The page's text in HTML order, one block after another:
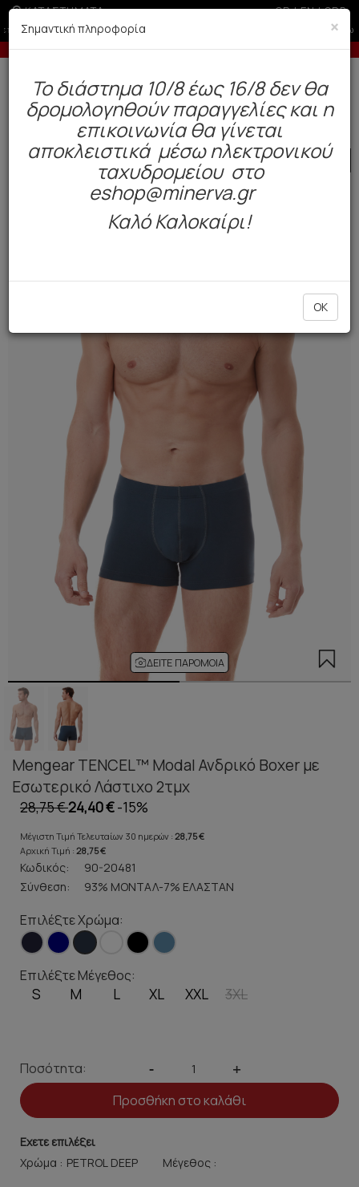
ΚΑΤΑΣΤΗΜΑΤΑ GR|EN|SRB
-10% σε παραγγελίες άνω των 200€
Δωρεάν αποστολή άνω των 49€. Παράδοση σε 3-5 εργάσιμες.
Ανδρας Εσώρουχα Boxers
SALE
ΔΕΊΤΕ ΠΑΡΌΜΟΙΑ
Mengear TENCEL™ Modal Ανδρικό Boxer με
Εσωτερικό Λάστιχο 2τμχ
28,75 €24,40 €-15%
Μέγιστη Τιμή Τελευταίων 30 ημερών : 28,75 €
Αρχική Τιμή : 28,75 €
Κωδικός:
90-20481
Σύνθεση:
93% ΜΟΝΤΑΛ-7% ΕΛΑΣΤΑΝ
Επιλέξτε Χρώμα:
Επιλέξτε Μέγεθος:
S M L XL XXL 3XL
Ποσότητα: - +
Προσθήκη στο καλάθι
Εχετε επιλέξει
Χρώμα :
Μέγεθος :
×
Σημαντική πληροφορία
To διάστημα 10/8 έως 16/8 δεν θα
δρομολογηθούν παραγγελίες και η
επικοινωνία θα γίνεται
αποκλειστικά μέσω ηλεκτρονικού
ταχυδρομείου στο
eshop@minerva.gr
Καλό Καλοκαίρι!
OK